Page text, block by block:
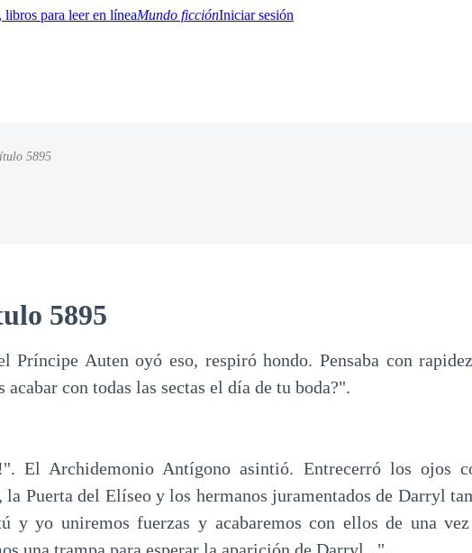
Mundo ficciónIniciar sesión
5895
5895
Príncipe Auten oyó eso, respiró hondo. Pensaba con
acabar con todas las sectas el día de tu boda?".
El Archidemonio Antígono asintió. Entrecerró los ojos
la Puerta del Elíseo y los hermanos juramentados de Darryl
y yo uniremos fuerzas y acabaremos con ellos de una